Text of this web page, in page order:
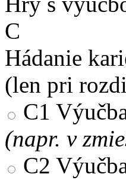
C
Hádanie
(len pri
C1
(napr. v
C2